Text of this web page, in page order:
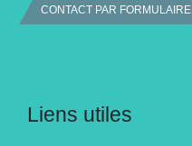
CONTACT PAR FORMULAIRE
Liens utiles